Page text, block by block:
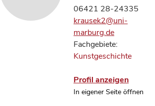
06421 28-24335
krausek2@uni-
marburg.de
Fachgebiete:
Kunstgeschichte
Profil anzeigen
In eigener Seite öffnen